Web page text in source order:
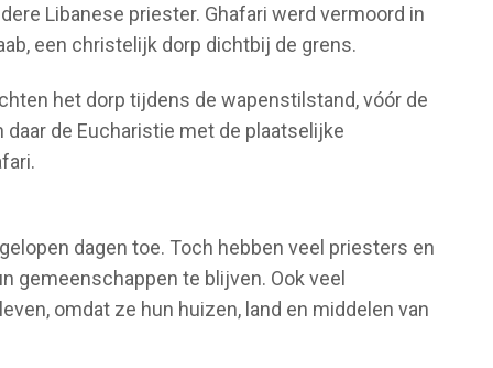
Libanese priester. Ghafari werd vermoord in
een christelijk dorp dichtbij de grens.
het dorp tijdens de wapenstilstand, vóór de
de Eucharistie met de plaatselijke
dagen toe. Toch hebben veel priesters en
gemeenschappen te blijven. Ook veel
omdat ze hun huizen, land en middelen van